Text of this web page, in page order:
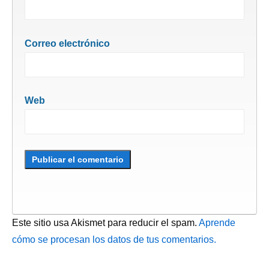
Correo electrónico
Web
Este sitio usa Akismet para reducir el spam. Aprende
cómo se procesan los datos de tus comentarios.